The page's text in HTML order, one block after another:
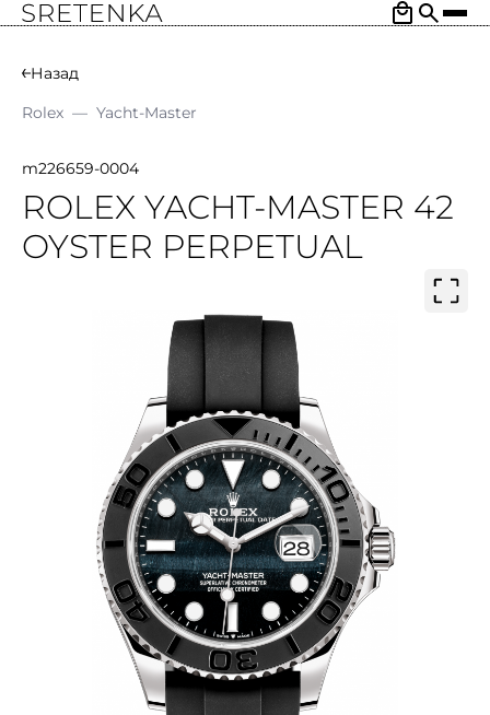
Назад
Rolex — Yacht-Master
m226659-0004
ROLEX YACHT-MASTER 42
OYSTER PERPETUAL